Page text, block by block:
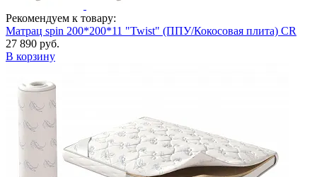
Рекомендуем к товару:
Матрац spin 200*200*11 "Twist" (ППУ/Кокосовая плита) CR
27 890 руб.
В корзину